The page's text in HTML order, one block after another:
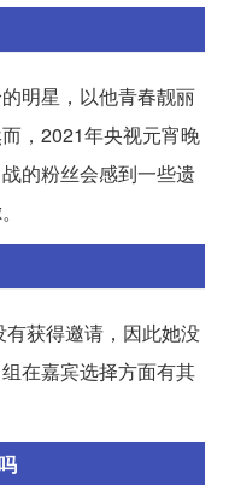
明星，以他青春靓丽
，2021年央视元宵晚
的粉丝会感到一些遗
获得邀请，因此她没
在嘉宾选择方面有其